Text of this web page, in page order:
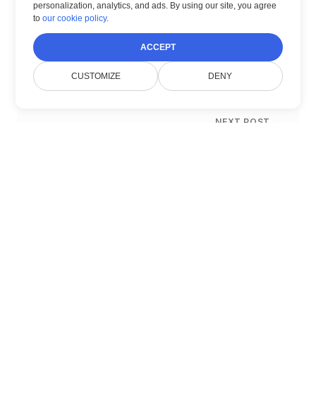
← PREVIOUS POST
Blazor 문서 뷰어
NEXT POST →
personalization, analytics, and ads. By using our site, you agree
toour cookie policy.
ACCEPT
CUSTOMIZE DENY